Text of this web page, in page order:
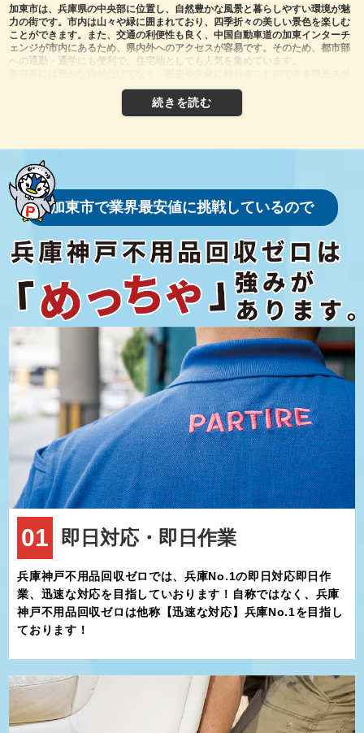
加東市は、兵庫県の中央部に位置し、自然豊かな風景と暮らしやすい環境が魅
力の街です。市内は山々や緑に囲まれており、四季折々の美しい景色を楽しむ
ことができます。また、交通の利便性も良く、中国自動車道の加東インターチ
ェンジが市内にあるため、県内外へのアクセスが容易です。そのため、都市部
への通勤・通学にも便利で、住宅地としても人気を集めています。
ットも数多くあります。中でも有名なのが「播州清水寺」です。日本三大清水
の一つに数えられるこのお寺は、紅葉の名所としても知られており、毎年多く
の観光客が訪れます。また、加東市には「やしろ鴨川の郷」という道の駅があ
魅了しています。
さらに、加東市は子育て世代にとっても魅力的な街です。市内には子ども向け
の施設や公園が点在しており、ファミリー層が安心して暮らせる環境が整って
います。特に「加東市立社児童館」や「平池公園」では、親子で楽しむことが
できる設備が充実しており、多くの家族が訪れています。また、教育環境にも
力を入れており、市内には充実した小中学校があるほか、図書館などの公共施
ポートする取り組みが進められているため、子育て世代の移住先としても注目
されています。
一方で、加東市は農業が盛んな地域としても知られています。市内ではお米や
野菜、果物などが多く生産されており、地元の農産物は新鮮で品質が高いと評
判です。地域の直売所やマルシェでは、地元で採れた季節の食材を手軽に購入
することができ、地産地消の取り組みが進んでいます。また、地域のイベント
では、地元の農産物を活かした料理や特産品が紹介されることも多く、地元住
民はもちろん、観光客にも喜ばれています。
加東市のもう一つの特徴は、住民同士のつながりや地域コミュニティの強さで
す。地元のお祭りやイベントは多くの住民が参加し、地域の絆を深める場とし
て重要な役割を果たしています。特に「やしろの森公園」で行われる季節ごと
のイベントは、市内外から多くの人が訪れ、にぎわいを見せます。このような
地域の活気や温かさが、加東市の魅力の一つと言えるでしょう。
このように、加東市は自然、文化、子育て環境、地域コミュニティが調和した
住みやすい街です。しかし、快適な生活を送る上で、不用品や粗大ゴミの処分
にお困りの方も少なくありません。特に引越しや大掃除の際には、不要な家具
や家電製品が発生することが多く、その処理に頭を悩ませることもあるでしょ
う。
そんな時は、不用品回収ゼロをご利用ください。当社は加東市全域を対象に、
不用品回収や粗大ゴミ処分のお手伝いをしています。大型の家具や家電、細か
な生活用品まで幅広く対応しており、回収から処分までをスムーズに行うこと
で、お客様の手間を軽減します。さらに、即日対応も可能なため、急なご依頼
にも迅速に対応します。不用品の処分にお困りの際は、ぜひ不用品回収ゼロに
ご相談ください。加東市の皆さまが快適な生活を送れるよう、誠心誠意サポー
加東市で業界最安値に挑戦しているので
01 即日対応・即日作業
兵庫神戸不用品回収ゼロでは、兵庫No.1の即日対応即日作
業、迅速な対応を目指していおります！自称ではなく、兵庫
神戸不用品回収ゼロは他称【迅速な対応】兵庫No.1を目指し
ております！